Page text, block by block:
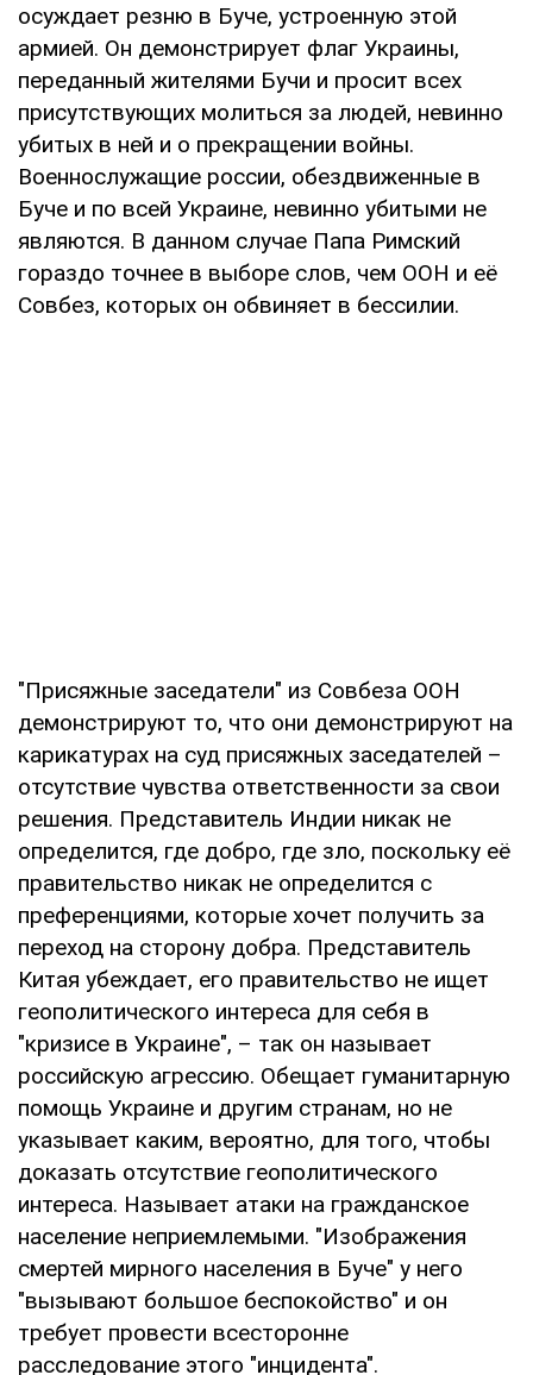
осуждает резню в Буче, устроенную этой
армией. Он демонстрирует флаг Украины,
переданный жителями Бучи и просит всех
присутствующих молиться за людей, невинно
убитых в ней и о прекращении войны.
Военнослужащие россии, обездвиженные в
Буче и по всей Украине, невинно убитыми не
являются. В данном случае Папа Римский
гораздо точнее в выборе слов, чем ООН и её
Совбез, которых он обвиняет в бессилии.
"Присяжные заседатели" из Совбеза ООН
демонстрируют то, что они демонстрируют на
карикатурах на суд присяжных заседателей –
отсутствие чувства ответственности за свои
решения. Представитель Индии никак не
определится, где добро, где зло, поскольку её
правительство никак не определится с
преференциями, которые хочет получить за
переход на сторону добра. Представитель
Китая убеждает, его правительство не ищет
геополитического интереса для себя в
"кризисе в Украине", – так он называет
российскую агрессию. Обещает гуманитарную
помощь Украине и другим странам, но не
указывает каким, вероятно, для того, чтобы
доказать отсутствие геополитического
интереса. Называет атаки на гражданское
население неприемлемыми. "Изображения
смертей мирного населения в Буче" у него
"вызывают большое беспокойство" и он
требует провести всесторонне
расследование этого "инцидента".